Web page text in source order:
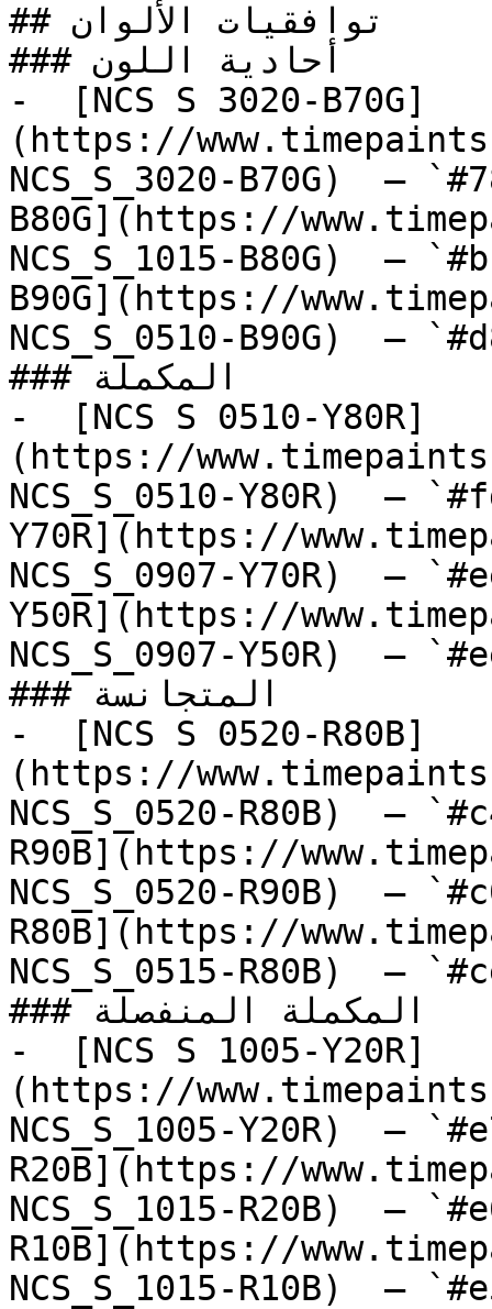
## توافقيات الألوان
### أحادية اللون
-  [NCS S 3020-B70G]
(https://
NCS_S_3020-B70G)  —
B80G](https://
NCS_S_1015-B80G)  —
B90G](https://
NCS_S_0510-B90G)  —
### المكملة
-  [NCS S 0510-Y80R]
(https://
NCS_S_0510-Y80R)  —
Y70R](https://
NCS_S_0907-Y70R)  —
Y50R](https://
NCS_S_0907-Y50R)  —
### المتجانسة
-  [NCS S 0520-R80B]
(https://
NCS_S_0520-R80B)  —
R90B](https://
NCS_S_0520-R90B)  —
R80B](https://
NCS_S_0515-R80B)  —
### المكملة المنفصلة
-  [NCS S 1005-Y20R]
(https://
NCS_S_1005-Y20R)  —
R20B](https://
NCS_S_1015-R20B)  —
R10B](https://
NCS_S_1015-R10B)  —